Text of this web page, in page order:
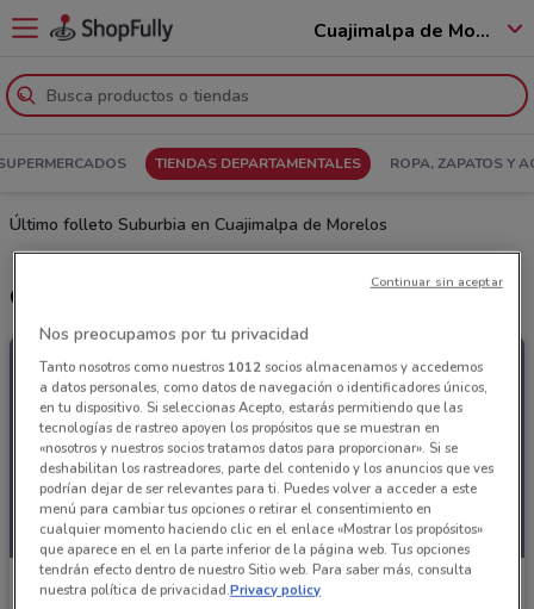
Cuajimalpa de Morelos - 05619
TIENDAS DEPARTAMENTALES ROPA, ZAPATOS Y
Último folleto Suburbia en Cuajimalpa de Morelos
Ojea las promociones Suburbia
Suburbia
Nos preocupamos por tu privacidad
Tanto nosotros como nuestros 1012socios almacenamos y accedemos
a datos personales, como datos de navegación o identificadores únicos,
en tu dispositivo. Si seleccionas Acepto, estarás permitiendo que las
tecnologías de rastreo apoyen los propósitos que se muestran en
«nosotros y nuestros socios tratamos datos para proporcionar». Si se
deshabilitan los rastreadores, parte del contenido y los anuncios que ves
podrían dejar de ser relevantes para ti. Puedes volver a acceder a este
menú para cambiar tus opciones o retirar el consentimiento en
cualquier momento haciendo clic en el enlace «Mostrar los propósitos»
que aparece en el en la parte inferior de la página web. Tus opciones
tendrán efecto dentro de nuestro Sitio web. Para saber más, consulta
nuestra política de privacidad.Privacy policy
Continuar sin aceptar